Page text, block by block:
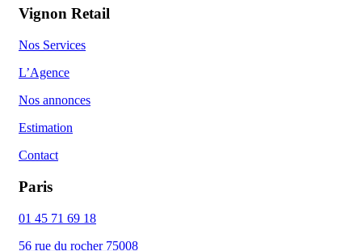
Vignon Retail
Nos Services
L’Agence
Nos annonces
Estimation
Contact
Paris
01 45 71 69 18
56 rue du rocher 75008